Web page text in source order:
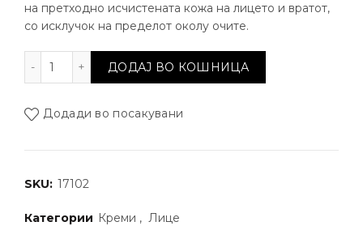
на претходно исчистената кожа на лицето и вратот,
со исклучок на пределот околу очите.
Крем за лице со арганово масло количина
ДОДАЈ ВО КОШНИЦА
Додади во посакувани
SKU: 17102
Категории Креми , Лице